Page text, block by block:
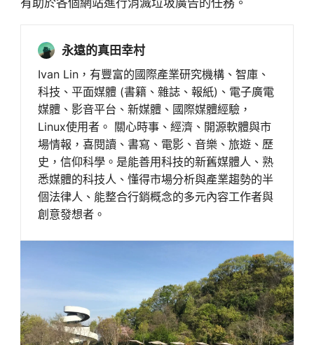
永遠的真田幸村
Ivan Lin，有豐富的國際產業研究機構、智庫、
科技、平面媒體 (書籍、雜誌、報紙)、電子廣電
媒體、影音平台、新媒體、國際媒體經驗，
Linux使用者。 關心時事、經濟、開源軟體與市
場情報，喜閱讀、書寫、電影、音樂、旅遊、歷
史，信仰科學。是能善用科技的新舊媒體人、熟
悉媒體的科技人、懂得市場分析與產業趨勢的半
個法律人、能整合行銷概念的多元內容工作者與
創意發想者。